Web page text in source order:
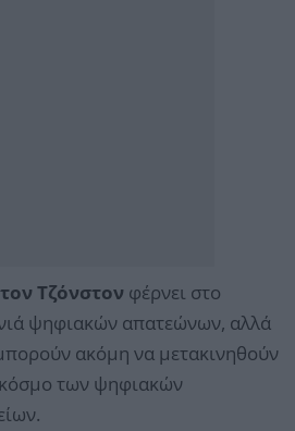
Τζόνστον φέρνει στο
ψηφιακών απατεώνων, αλλά
ακόμη να μετακινηθούν
των ψηφιακών